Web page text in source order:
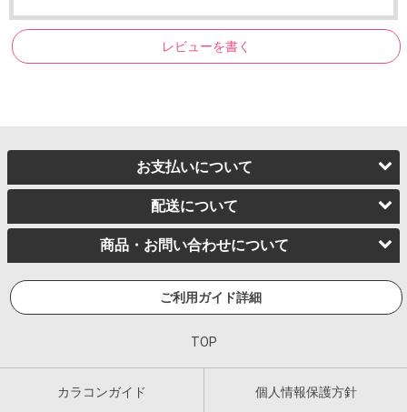
レビューを書く
お支払いについて
配送について
商品・お問い合わせについて
ご利用ガイド詳細
TOP
カラコンガイド 個人情報保護方針